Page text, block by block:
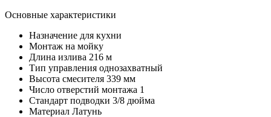
Основные характеристики
Назначение для кухни
Монтаж на мойку
Длина излива 216 м
Тип управления однозахватный
Высота смесителя 339 мм
Число отверстий монтажа 1
Стандарт подводки 3/8 дюйма
Материал Латунь